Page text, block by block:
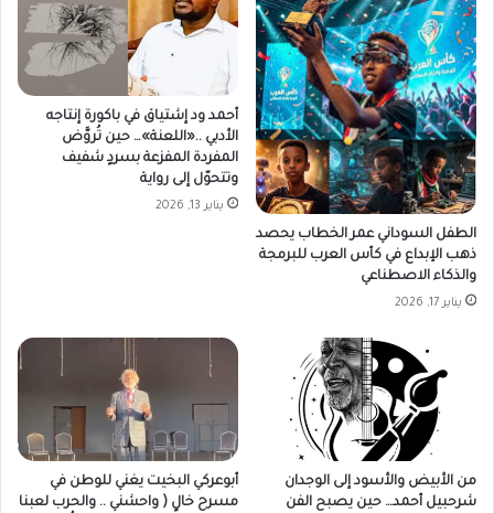
الطفل السوداني عمر الخطاب يحصد
ذهب الإبداع في كأس العرب للبرمجة
والذكاء الاصطناعي
يناير 17, 2026
أحمد ود إشتياق في باكورة إنتاجه
الأدبي ..«اللعنة»… حين تُروَّض
المفردة المفزعة بسردٍ شفيف
وتتحوّل إلى رواية
يناير 13, 2026
من الأبيض والأسود إلى الوجدان
شرحبيل أحمد… حين يصبح الفن
أبوعركي البخيت يغني للوطن في
مسرح خالٍ ( واحشني .. والحرب لعبنا